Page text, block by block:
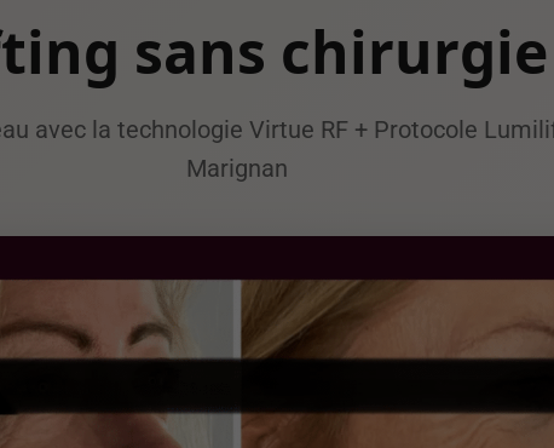
sans chirurgie
avec la technologie Virtue RF + Protocole
Marignan